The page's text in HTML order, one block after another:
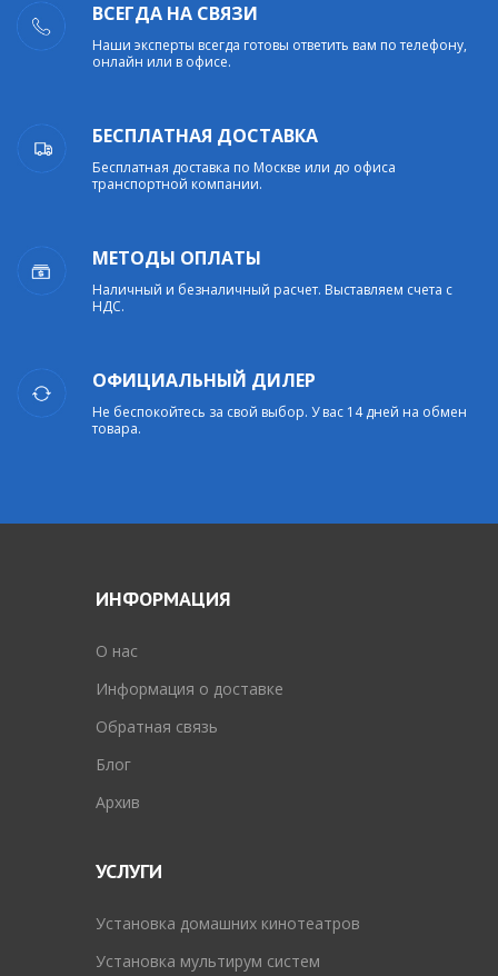
ВСЕГДА НА СВЯЗИ
Наши эксперты всегда готовы ответить вам по телефону,
онлайн или в офисе.
БЕСПЛАТНАЯ ДОСТАВКА
Бесплатная доставка по Москве или до офиса
транспортной компании.
МЕТОДЫ ОПЛАТЫ
Наличный и безналичный расчет. Выставляем счета с
НДС.
ОФИЦИАЛЬНЫЙ ДИЛЕР
Не беспокойтесь за свой выбор. У вас 14 дней на обмен
товара.
ИНФОРМАЦИЯ
O нас
Информация о доставке
Обратная связь
Блог
Архив
УСЛУГИ
Установка домашних кинотеатров
Установка мультирум систем